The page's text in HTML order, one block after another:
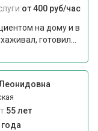
от 400 руб/час
на дому и в
готовил...
55 лет
года